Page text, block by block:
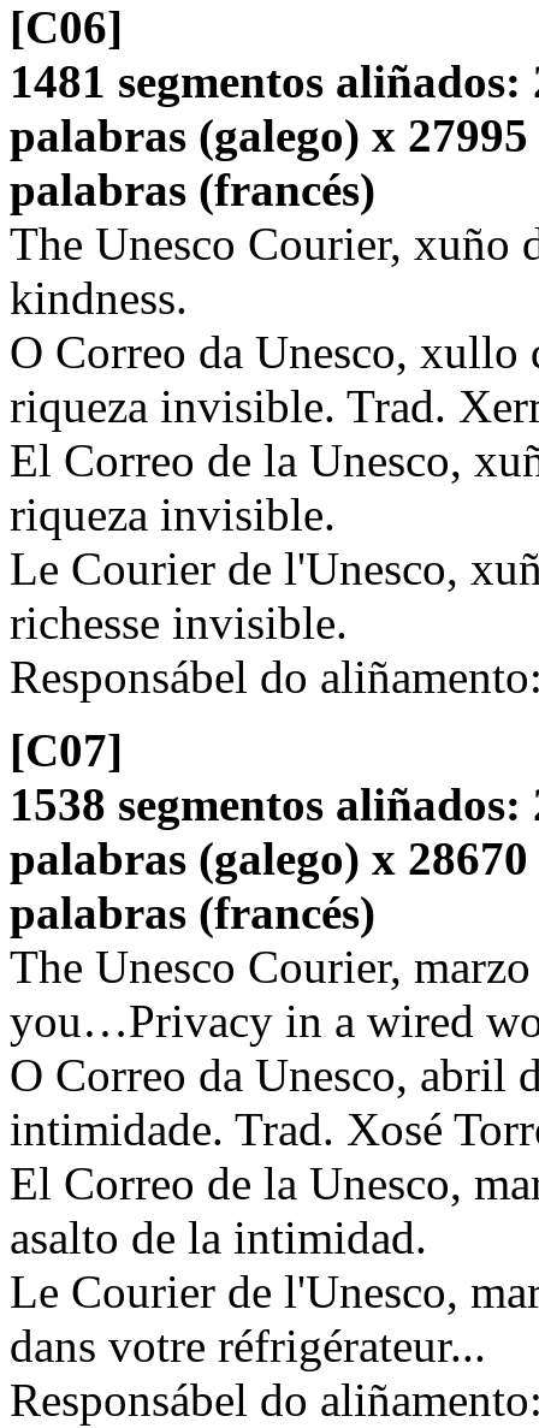
[C06]
1481 segmentos
palabras (galego) x
palabras (francés)
The Unesco Courier, xuño
kindness.
O Correo da Unesco, xullo
riqueza invisible. Trad.
El Correo de la Unesco,
riqueza invisible.
Le Courier de l'Unesco,
richesse invisible.
Responsábel do
[C07]
1538 segmentos
palabras (galego) x
palabras (francés)
The Unesco Courier,
you…Privacy in a wired
O Correo da Unesco, abril
intimidade. Trad. Xosé
El Correo de la Unesco,
asalto de la intimidad.
Le Courier de l'Unesco,
dans votre réfrigérateur...
Responsábel do